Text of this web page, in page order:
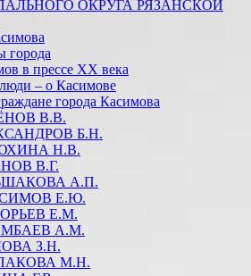
ОКРУГА РЯЗАНСКОЙ
города
в прессе XX века
– о Касимове
города Касимова
В.В.
Б.Н.
Н.В.
В.Г.
А.П.
Е.Ю.
Е.М.
А.М.
З.Н.
М.Н.